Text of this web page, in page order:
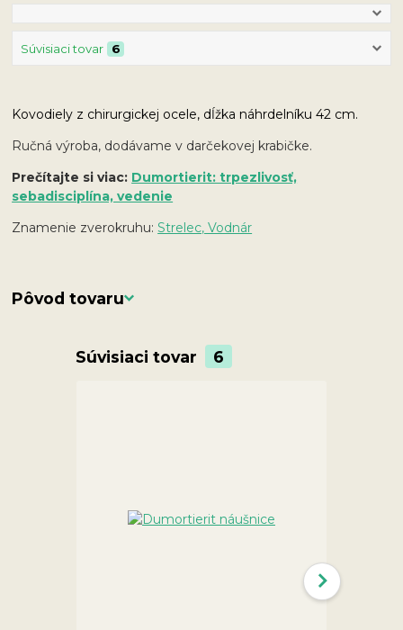
Súvisiaci tovar 6
Kovodiely z chirurgickej ocele, dĺžka náhrdelníku 42 cm.
Ručná výroba, dodávame v darčekovej krabičke.
Prečítajte si viac: Dumortierit: trpezlivosť,
sebadisciplína, vedenie
Znamenie zverokruhu:Strelec, Vodnár
Pôvod tovaru
Súvisiaci tovar 6